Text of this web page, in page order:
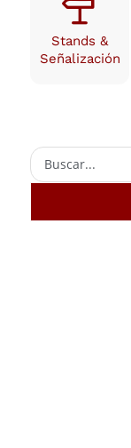
Stands &
Señalización